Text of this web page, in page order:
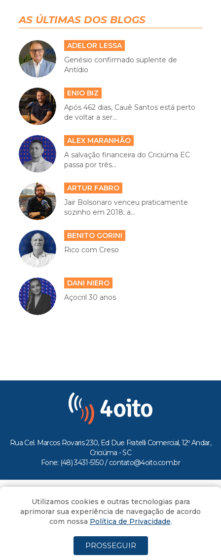
AS ÚLTIMAS DOS BLOGS
ADELOR LESSA
Genésio confirmado suplente de
Antídio
ENIO BIZ
Após 462 dias, Cauê Santos está perto
de voltar a ser...
ALEX MARANHÃO
A salvação financeira do Criciúma EC
passa por três...
ARTUR FABRO
Jair Bolsonaro venceu praticamente
sozinho em 2018; a...
BENITO GORINI
Rico com Creso
DANI NIERO
Açocril 30 anos
Rua Cel. Marcos Rovaris 230, Ed Due Fratelli Comercial, 12º Andar,
Criciúma - SC
Fone: (48) 3431-5150 / contato@4oito.com.br
Todos os direitos reservados ao Portal 4oito
Utilizamos cookies e outras tecnologias para
aprimorar sua experiência de navegação de acordo
com nossa Política de Privacidade.
PROSSEGUIR